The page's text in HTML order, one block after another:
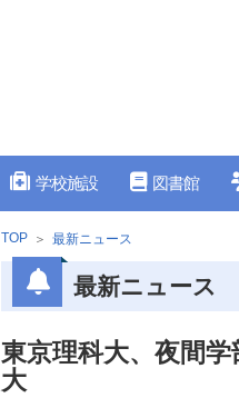
学校施設 図書館
TOP 最新ニュース
最新ニュース
東京理科大、夜間
大